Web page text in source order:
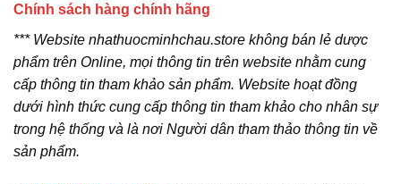
Chính sách hàng chính hãng
*** Website nhathuocminhchau.store không bán lẻ dược
phẩm trên Online, mọi thông tin trên website nhằm cung
cấp thông tin tham khảo sản phẩm. Website hoạt đồng
dưới hình thức cung cấp thông tin tham khảo cho nhân sự
trong hệ thống và là nơi Người dân tham thảo thông tin về
sản phẩm.